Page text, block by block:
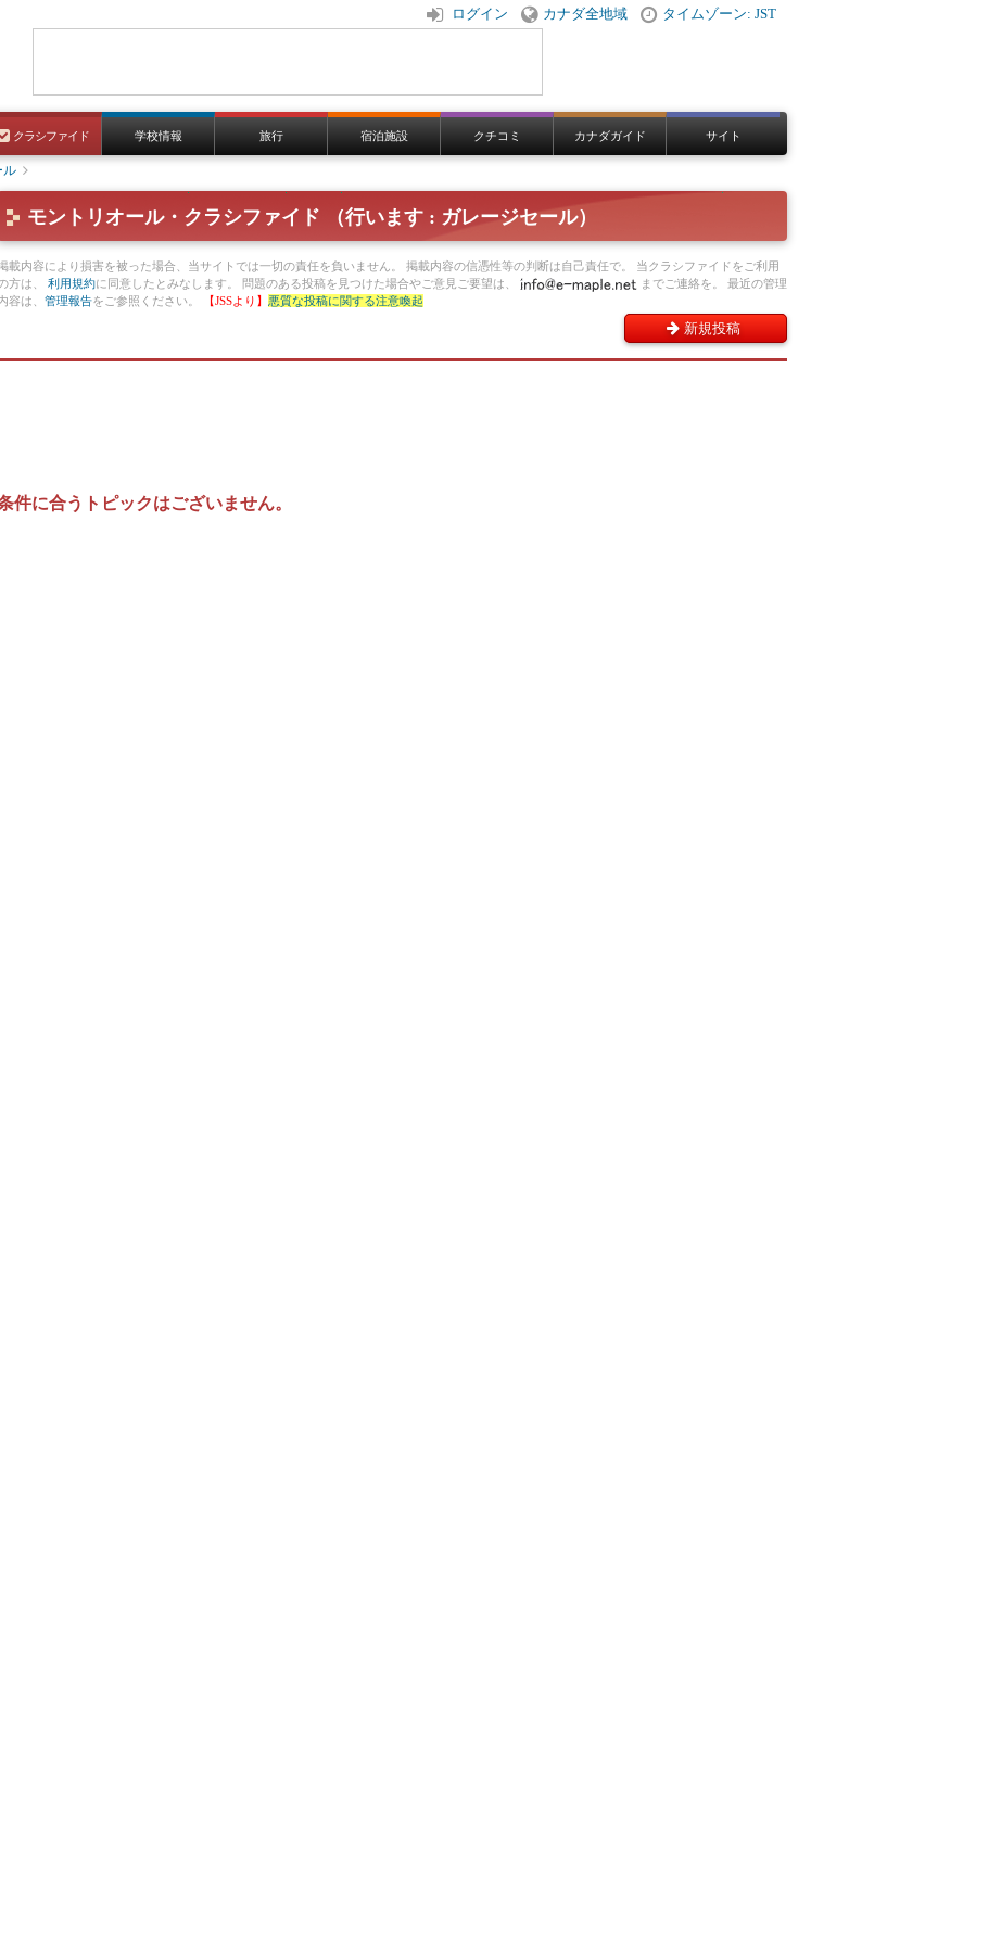
ログイン カナダ全地域 タイムゾーン: JST
クラシファイド 学校情報 旅行 宿泊施設 クチコミ カナダガイド サイト
ル
モントリオール・クラシファイド （行います : ガレージセール）
載内容により損害を被った場合、当サイトでは一切の責任を負いません。 掲載内容の信憑性等の判断は自己責任で。 当クラシファイドをご利用
方は、 利用規約に同意したとみなします。 問題のある投稿を見つけた場合やご意見ご要望は、
までご連絡を。 最近の管理
容は、 管理報告をご参照ください。 【JSSより】 悪質な投稿に関する注意喚起
新規投稿
件に合うトピックはございません。